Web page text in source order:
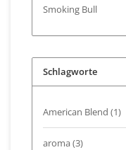
Smoking Bull
Schlagworte
American Blend (1)
aroma(3)